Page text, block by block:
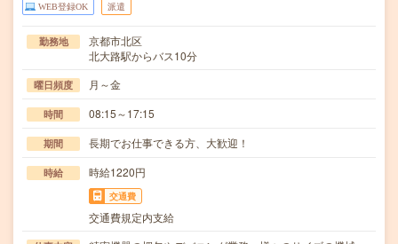
WEB登録OK 派遣
勤務地
京都市北区
北大路駅からバス10分
曜日頻度 月～金
時間 08:15～17:15
期間 長期でお仕事できる方、大歓迎！
時給 時給1220円
交通費
交通費規定内支給